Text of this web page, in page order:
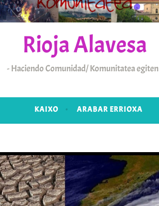
Rioja Alavesa
Haciendo Comunidad/ Komunitatea egiten
KAIXO ARABAR ERRIOXA